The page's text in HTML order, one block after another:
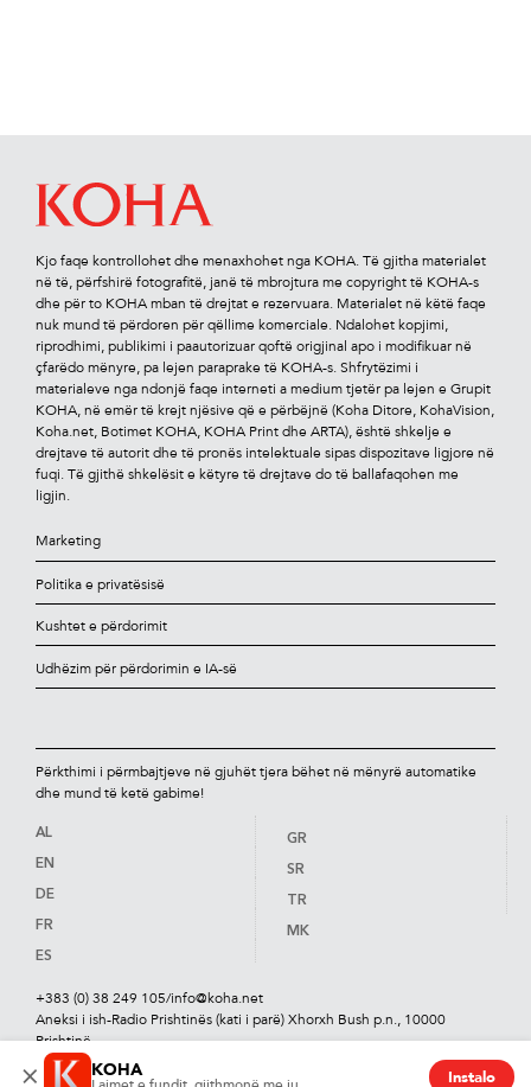
× KOHA Instalo
Kjo faqe kontrollohet dhe menaxhohet nga KOHA. Të gjitha materialet
në të, përfshirë fotograﬁtë, janë të mbrojtura me copyright të KOHA-s
dhe për to KOHA mban të drejtat e rezervuara. Materialet në këtë faqe
nuk mund të përdoren për qëllime komerciale. Ndalohet kopjimi,
riprodhimi, publikimi i paautorizuar qoftë origjinal apo i modiﬁkuar në
çfarëdo mënyre, pa lejen paraprake të KOHA-s. Shfrytëzimi i
materialeve nga ndonjë faqe interneti a medium tjetër pa lejen e Grupit
KOHA, në emër të krejt njësive që e përbëjnë (Koha Ditore, KohaVision,
Koha.net, Botimet KOHA, KOHA Print dhe ARTA), është shkelje e
drejtave të autorit dhe të pronës intelektuale sipas dispozitave ligjore në
fuqi. Të gjithë shkelësit e këtyre të drejtave do të ballafaqohen me
ligjin.
Marketing
Politika e privatësisë
Kushtet e përdorimit
Udhëzim për përdorimin e IA-së
Përkthimi i përmbajtjeve në gjuhët tjera bëhet në mënyrë automatike
dhe mund të ketë gabime!
AL
EN
DE
FR
ES
GR
SR
TR
MK
+383 (0) 38 249 105/info@koha.net
Aneksi i ish-Radio Prishtinës (kati i parë) Xhorxh Bush p.n., 10000
Prishtinë